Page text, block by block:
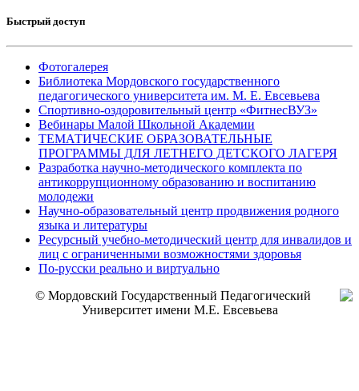
Быстрый доступ
Фотогалерея
Библиотека Мордовского государственного
педагогического университета им. М. Е. Евсевьева
Спортивно-оздоровительный центр «ФитнесВУЗ»
Вебинары Малой Школьной Академии
ТЕМАТИЧЕСКИЕ ОБРАЗОВАТЕЛЬНЫЕ
ПРОГРАММЫ ДЛЯ ЛЕТНЕГО ДЕТСКОГО ЛАГЕРЯ
Разработка научно-методического комплекта по
антикоррупционному образованию и воспитанию
молодежи
Научно-образовательный центр продвижения родного
языка и литературы
Ресурсный учебно-методический центр для инвалидов и
лиц с ограниченными возможностями здоровья
По-русски реально и виртуально
© Мордовский Государственный Педагогический
Университет имени М.Е. Евсевьева